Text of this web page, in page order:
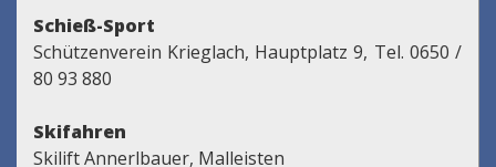
Schieß-Sport
Schützenverein Krieglach, Hauptplatz 9, Tel. 0650 /
80 93 880
Skifahren
Skilift Annerlbauer, Malleisten